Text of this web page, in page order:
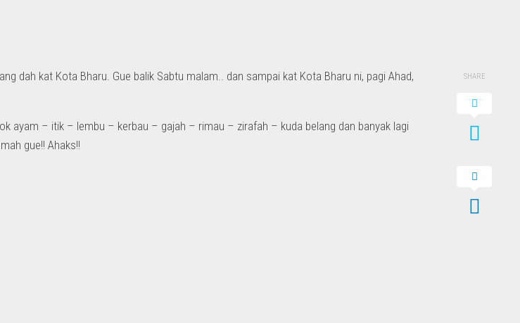
dah kat Kota Bharu. Gue balik Sabtu malam.. dan sampai kat Kota Bharu ni, pagi Ahad,
ayam – itik – lembu – kerbau – gajah – rimau – zirafah – kuda belang dan banyak lagi
gue!! Ahaks!!
SHARE